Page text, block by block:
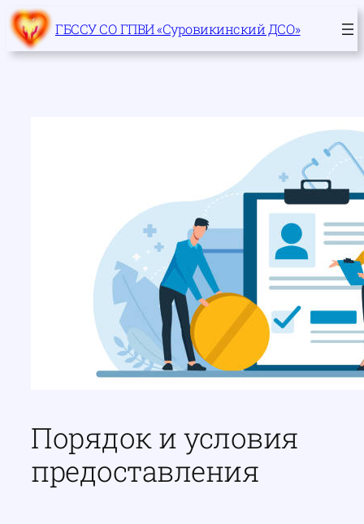
Перейти
к
содержимому
ГБССУ СО ГПВИ «Суровикинский ДСО»
Порядок и условия
предоставления